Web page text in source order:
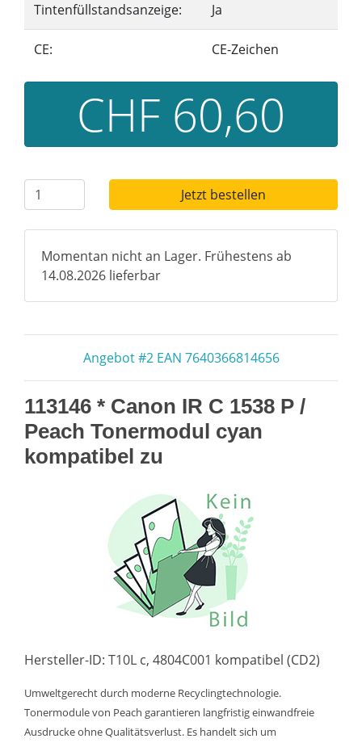
Tintenfüllstandsanzeige: Ja
CE: CE-Zeichen
CHF 60,60
Jetzt bestellen
Momentan nicht an Lager. Frühestens ab
14.08.2026 lieferbar
Angebot #2 EAN 7640366814656
113146 * Canon IR C 1538 P /
Peach Tonermodul cyan
kompatibel zu
Hersteller-ID: T10L c, 4804C001 kompatibel (CD2)
Umweltgerecht durch moderne Recyclingtechnologie.
Tonermodule von Peach garantieren langfristig einwandfreie
Ausdrucke ohne Qualitätsverlust. Es handelt sich um